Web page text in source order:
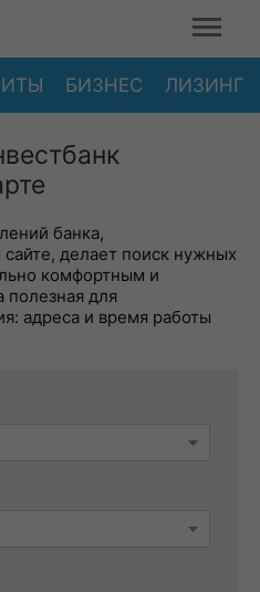
БИЗНЕС ЛИЗИНГ
банка,
делает поиск нужных
комфортным и
для
адреса и время работы